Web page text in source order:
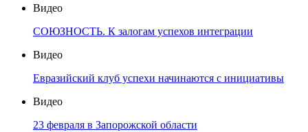
Видео
СОЮЗНОСТЬ. К залогам успехов интеграции
Видео
Евразийский клуб успехи начинаются с инициативы
Видео
23 февраля в Запорожской области